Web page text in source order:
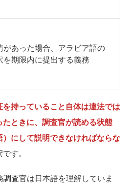
があった場合、アラビア語の
を期限内に提出する義務
を持っていること自体は違法では
ときに、調査官が読める状態
）にして説明できなければならな
す。
査官は日本語を理解していま